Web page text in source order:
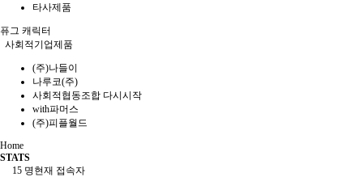
타사제품
퓨그 캐릭터
사회적기업제품
(주)나들이
나루코(주)
사회적협동조합 다시시작
with파머스
(주)피플월드
Home
STATS
15 명현재 접속자